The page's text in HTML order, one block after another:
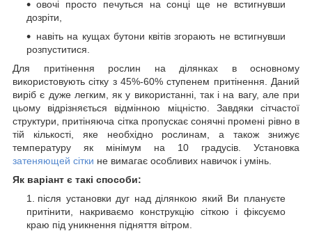
овочі просто печуться на сонці ще не встигнувши
дозріти,
навіть на кущах бутони квітів згорають не встигнувши
розпуститися.
Для притінення рослин на ділянках в основному
використовують сітку з 45%-60% ступенем притінення. Даний
виріб є дуже легким, як у використанні, так і на вагу, але при
цьому відрізняється відмінною міцністю. Завдяки сітчастої
структури, притіняюча сітка пропускає сонячні промені рівно в
тій кількості, яке необхідно рослинам, а також знижує
температуру як мінімум на 10 градусів. Установка
затеняющей сітки не вимагає особливих навичок і умінь.
Як варіант є такі способи:
після установки дуг над ділянкою який Ви плануєте
притінити, накриваємо конструкцію сіткою і фіксуємо
краю під уникнення підняття вітром.